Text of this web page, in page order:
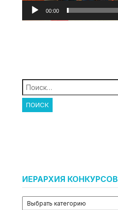
00:00
Найти:
ИЕРАРХИЯ КОНКУРСОВ